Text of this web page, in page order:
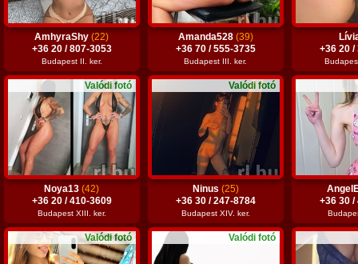
AmhyraShy(22)
+36 20 / 807-3053
Budapest II. ker.
Amanda528 (39)
+36 70 / 555-3735
Budapest III. ker.
+36 20 /
Valódi fotó
Noya13(42)
+36 20 / 410-3609
Budapest XIII. ker.
Valódi fotó
Ninus (25)
+36 30 / 247-8784
Budapest XIV. ker.
+36 30 /
Valódi fotó Valódi fotó